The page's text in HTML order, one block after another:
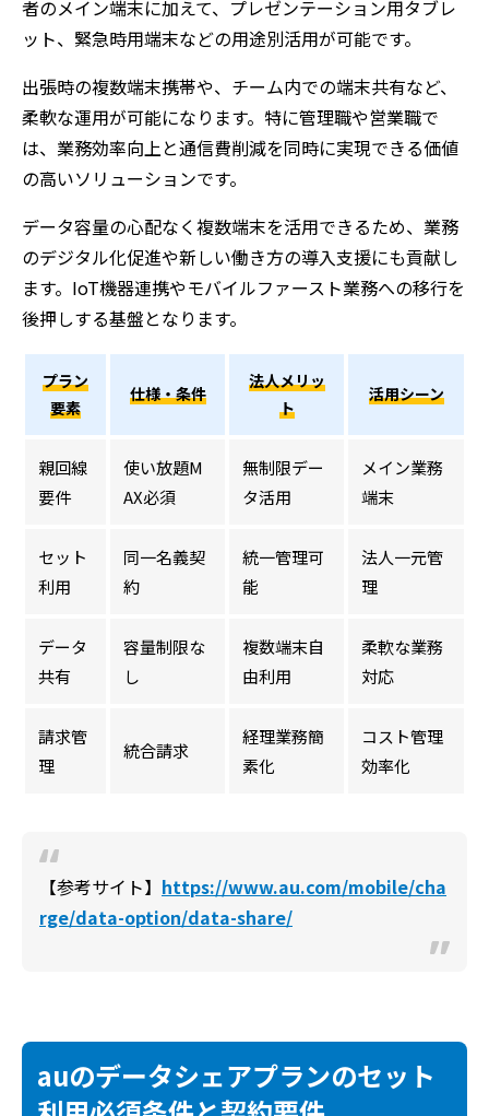
者のメイン端末に加えて、プレゼンテーション用タブレ
ット、緊急時用端末などの用途別活用が可能です。
出張時の複数端末携帯や、チーム内での端末共有など、
柔軟な運用が可能になります。特に管理職や営業職で
は、業務効率向上と通信費削減を同時に実現できる価値
の高いソリューションです。
データ容量の心配なく複数端末を活用できるため、業務
のデジタル化促進や新しい働き方の導入支援にも貢献し
ます。IoT機器連携やモバイルファースト業務への移行を
後押しする基盤となります。
プラン
要素
仕様・条件
法人メリッ
ト
活用シーン
親回線
要件
使い放題M
AX必須
無制限デー
タ活用
メイン業務
端末
セット
利用
同一名義契
約
統一管理可
能
法人一元管
理
データ
共有
容量制限な
し
複数端末自
由利用
柔軟な業務
対応
請求管
理
統合請求
経理業務簡
素化
コスト管理
効率化
【参考サイト】 https://www.au.com/mobile/cha
rge/data-option/data-share/
auのデータシェアプランのセット